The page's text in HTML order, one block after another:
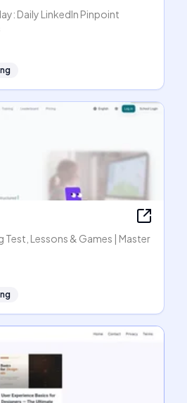
Daily LinkedIn Pinpoint
Test, Lessons & Games | Master